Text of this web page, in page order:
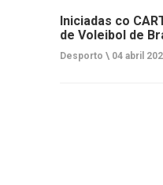
Iniciadas co
de Voleibol de
Desporto \ 04 abril